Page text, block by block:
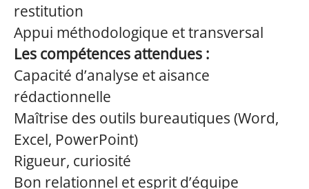
restitution
Appui méthodologique et transversal
Les compétences attendues :
Capacité d’analyse et aisance
rédactionnelle
Maîtrise des outils bureautiques (Word,
Excel, PowerPoint)
Rigueur, curiosité
Bon relationnel et esprit d’équipe